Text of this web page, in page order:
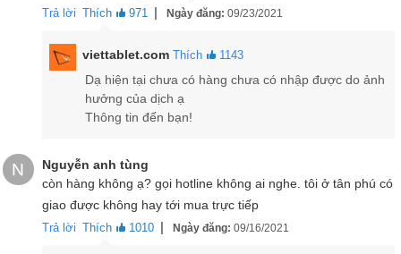
Trả lời Thích 971 | Ngày đăng: 09/23/2021
viettablet.com Thích 1143
Dạ hiện tại chưa có hàng chưa có nhập được do ảnh
hưởng của dịch ạ
Thông tin đến bạn!
N
Nguyễn anh tùng
còn hàng không ạ? gọi hotline không ai nghe. tôi ở tân phú có
giao được không hay tới mua trực tiếp
Trả lời Thích 1010 | Ngày đăng: 09/16/2021